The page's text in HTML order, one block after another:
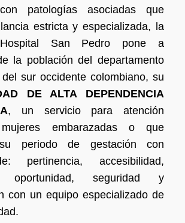
patologías asociadas que
estricta y especializada, la
Hospital San Pedro pone a
la población del departamento
sur occidente colombiano, su
DE ALTA DEPENDENCIA
, un servicio para atención
mujeres embarazadas o que
periodo de gestación con
pertinencia, accesibilidad,
oportunidad, seguridad y
con un equipo especializado de